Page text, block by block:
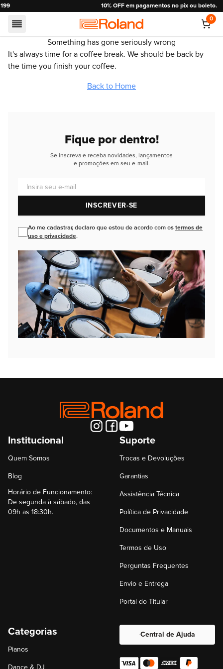
10% OFF em pagamentos no pix ou boleto.
Roland
0
Something has gone seriously wrong
It's always time for a coffee break. We should be back by
the time you finish your coffee.
Back to Home
Fique por dentro!
Se inscreva e receba novidades, lançamentos
e promoções em seu e-mail.
INSCREVER-SE
Ao me cadastrar, declaro que estou de acordo com os termos de
uso e privacidade.
Institucional
Quem Somos
Blog
Horário de Funcionamento:
De segunda à sábado, das
09h as 18:30h.
Suporte
Trocas e Devoluções
Garantias
Assistência Técnica
Política de Privacidade
Documentos e Manuais
Termos de Uso
Perguntas Frequentes
Envio e Entrega
Portal do Titular
Categorias
Pianos
Central de Ajuda